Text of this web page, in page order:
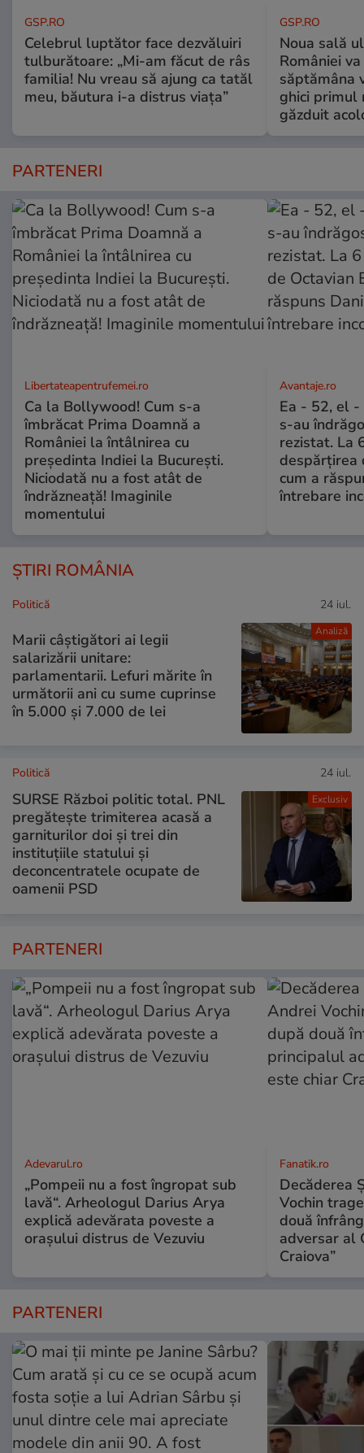
GSP.RO
Celebrul luptător face dezvăluiri
tulburătoare: „Mi-am făcut de râs
familia! Nu vreau să ajung ca tatăl
meu, băutura i-a distrus viața”
GSP.RO
Noua sală
României
săptămâna
ghici primul
găzduit
PARTENERI
Libertateapentrufemei.ro
Ca la Bollywood! Cum s-a
îmbrăcat Prima Doamnă a
României la întâlnirea cu
președinta Indiei la București.
Niciodată nu a fost atât de
îndrăzneață! Imaginile
momentului
Avantaje.ro
Ea - 52, el -
s-au
rezistat. La
despărțirea
cum a
întrebare
ȘTIRI ROMÂNIA
Analiză
Politică 24 iul.
Marii câștigători ai legii
salarizării unitare:
parlamentarii. Lefuri mărite în
următorii ani cu sume cuprinse
în 5.000 și 7.000 de lei
Exclusiv
Politică 24 iul.
SURSE Război politic total. PNL
pregătește trimiterea acasă a
garniturilor doi și trei din
instituțiile statului și
deconcentratele ocupate de
oamenii PSD
PARTENERI
Adevarul.ro
„Pompeii nu a fost îngropat sub
lavă“. Arheologul Darius Arya
explică adevărata poveste a
orașului distrus de Vezuviu
Fanatik.ro
Decăderea
Vochin
două
adversar al
Craiova”
PARTENERI